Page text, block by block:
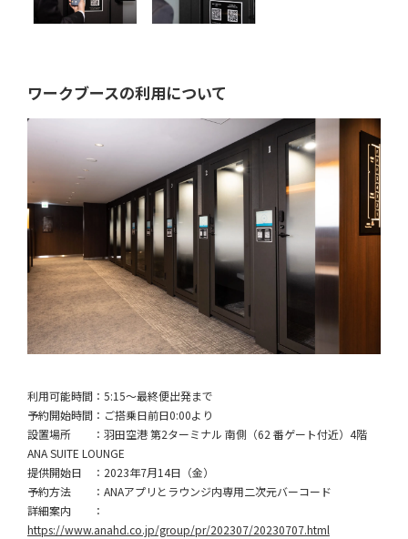
ワークブースの利用について
利用可能時間：5:15～最終便出発まで
予約開始時間：ご搭乗日前日0:00より
設置場所 ：羽田空港 第2ターミナル 南側（62 番ゲート付近）4階
ANA SUITE LOUNGE
提供開始日 ：2023年7月14日（金）
予約方法 ：ANAアプリとラウンジ内専用二次元バーコード
詳細案内 ：
https://www.anahd.co.jp/group/pr/202307/20230707.html